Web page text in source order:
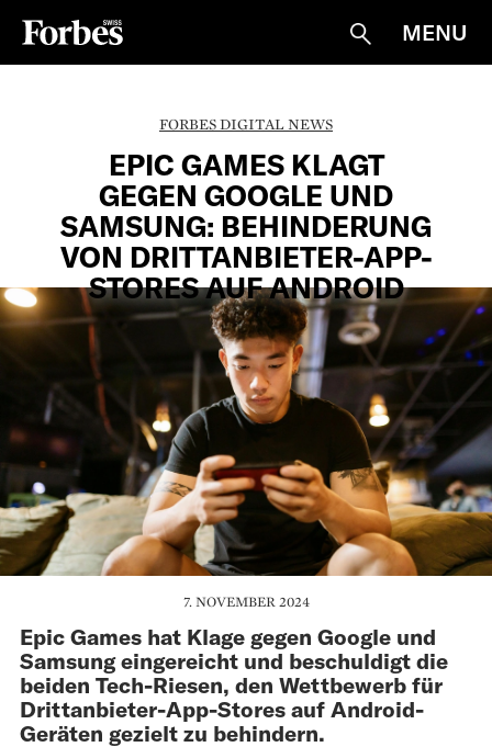
Suche
MENU
FORBES DIGITAL NEWS
EPIC GAMES KLAGT
GEGEN GOOGLE UND
SAMSUNG: BEHINDERUNG
VON DRITTANBIETER-APP-
STORES AUF ANDROID
7. NOVEMBER 2024
Epic Games hat Klage gegen Google und
Samsung eingereicht und beschuldigt die
beiden Tech-Riesen, den Wettbewerb für
Drittanbieter-App-Stores auf Android-
Geräten gezielt zu behindern.